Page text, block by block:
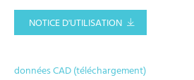
NOTICE D'UTILISATION
données CAD (téléchargement)